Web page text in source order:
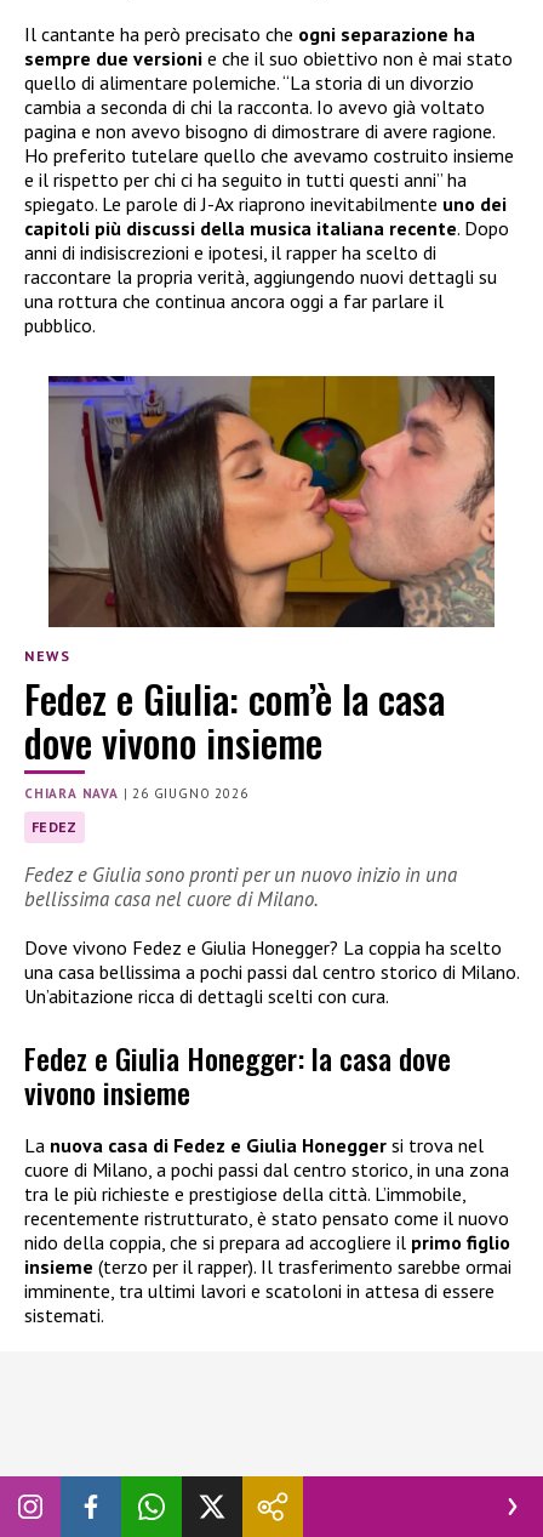
Il cantante ha però precisato che ogni separazione ha
sempre due versioni e che il suo obiettivo non è mai stato
quello di alimentare polemiche. “La storia di un divorzio
cambia a seconda di chi la racconta. Io avevo già voltato
pagina e non avevo bisogno di dimostrare di avere ragione.
Ho preferito tutelare quello che avevamo costruito insieme
e il rispetto per chi ci ha seguito in tutti questi anni” ha
spiegato. Le parole di J-Ax riaprono inevitabilmente uno dei
capitoli più discussi della musica italiana recente. Dopo
anni di indisiscrezioni e ipotesi, il rapper ha scelto di
raccontare la propria verità, aggiungendo nuovi dettagli su
una rottura che continua ancora oggi a far parlare il
pubblico.
NEWS
Fedez e Giulia: com’è la casa
dove vivono insieme
CHIARA NAVA | 26 GIUGNO 2026
FEDEZ
Fedez e Giulia sono pronti per un nuovo inizio in una
bellissima casa nel cuore di Milano.
Dove vivono Fedez e Giulia Honegger? La coppia ha scelto
una casa bellissima a pochi passi dal centro storico di Milano.
Un’abitazione ricca di dettagli scelti con cura.
Fedez e Giulia Honegger: la casa dove
vivono insieme
La nuova casa di Fedez e Giulia Honegger si trova nel
cuore di Milano, a pochi passi dal centro storico, in una zona
tra le più richieste e prestigiose della città. L’immobile,
recentemente ristrutturato, è stato pensato come il nuovo
nido della coppia, che si prepara ad accogliere il primo figlio
insieme (terzo per il rapper). Il trasferimento sarebbe ormai
imminente, tra ultimi lavori e scatoloni in attesa di essere
sistemati.